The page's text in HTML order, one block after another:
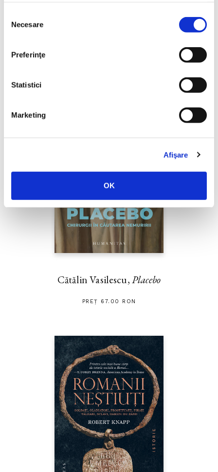
consimțământului
Necesare
Preferinţe
Statistici
Marketing
Afişare
OK
Yascha Mounk, Capcana identității
Cătălin Vasilescu,Placebo
PREȚ 67.00 RON